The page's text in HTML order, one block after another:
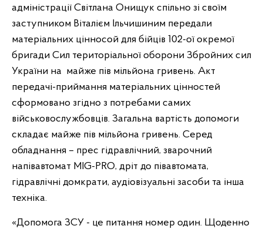
адміністрації Світлана Онищук спільно зі своїм
заступником Віталієм Ільчишиним передали
матеріальних цінносой для бійців 102-ої окремої
бригади Сил територіальної оборони Збройних сил
України на майже пів мільйона гривень. Акт
передачі-приймання матеріальних цінностей
сформовано згідно з потребами самих
військовослужбовців. Загальна вартість допомоги
складає майже пів мільйона гривень. Серед
обладнання – прес гідравлічний, зварочний
напівавтомат MIG-PRO, дріт до півавтомата,
гідравлічні домкрати, аудіовізуальні засоби та інша
техніка.
«Допомога ЗСУ - це питання номер один. Щоденно